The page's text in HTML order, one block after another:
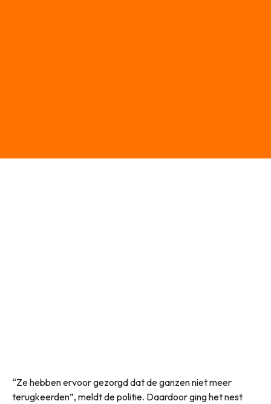
“Ze hebben ervoor gezorgd dat de ganzen niet meer
terugkeerden”, meldt de politie. Daardoor ging het nest